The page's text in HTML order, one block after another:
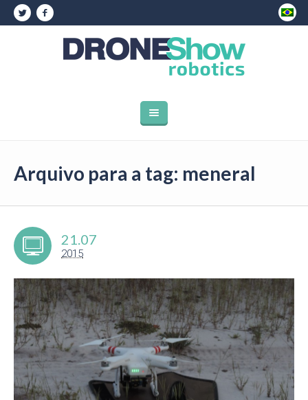
Arquivo para a tag: meneral
21.07
2015